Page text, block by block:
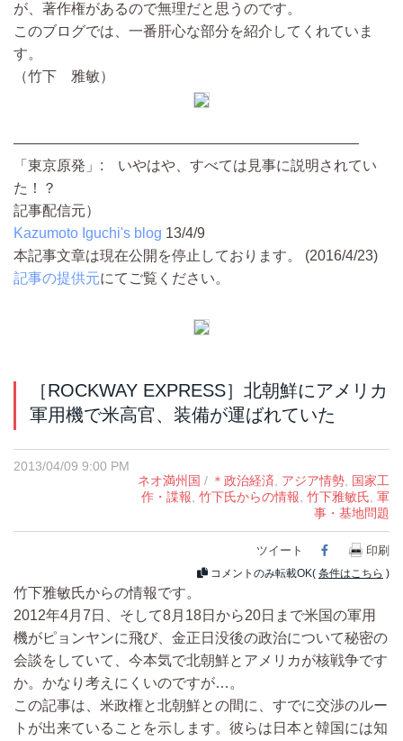
が、著作権があるので無理だと思うのです。
このブログでは、一番肝心な部分を紹介してくれていま
す。
（竹下 雅敏）
————————————————————————
「東京原発」: いやはや、すべては見事に説明されてい
た！？
記事配信元）
Kazumoto Iguchi's blog 13/4/9
本記事文章は現在公開を停止しております。 (2016/4/23)
記事の提供元にてご覧ください。
［ROCKWAY EXPRESS］北朝鮮にアメリカ
軍用機で米高官、装備が運ばれていた
2013/04/09 9:00 PM
ネオ満州国 / ＊政治経済 アジア情勢
国家工
作・諜報 竹下氏からの情報 竹下雅敏氏 軍
事・基地問題
ツイート Facebook
印刷
コメントのみ転載OK( 条件はこちら )
竹下雅敏氏からの情報です。
2012年4月7日、そして8月18日から20日まで米国の軍用
機がピョンヤンに飛び、金正日没後の政治について秘密の
会談をしていて、今本気で北朝鮮とアメリカが核戦争です
か。かなり考えにくいのですが…。
この記事は、米政権と北朝鮮との間に、すでに交渉のルー
トが出来ていることを示します。彼らは日本と韓国には知